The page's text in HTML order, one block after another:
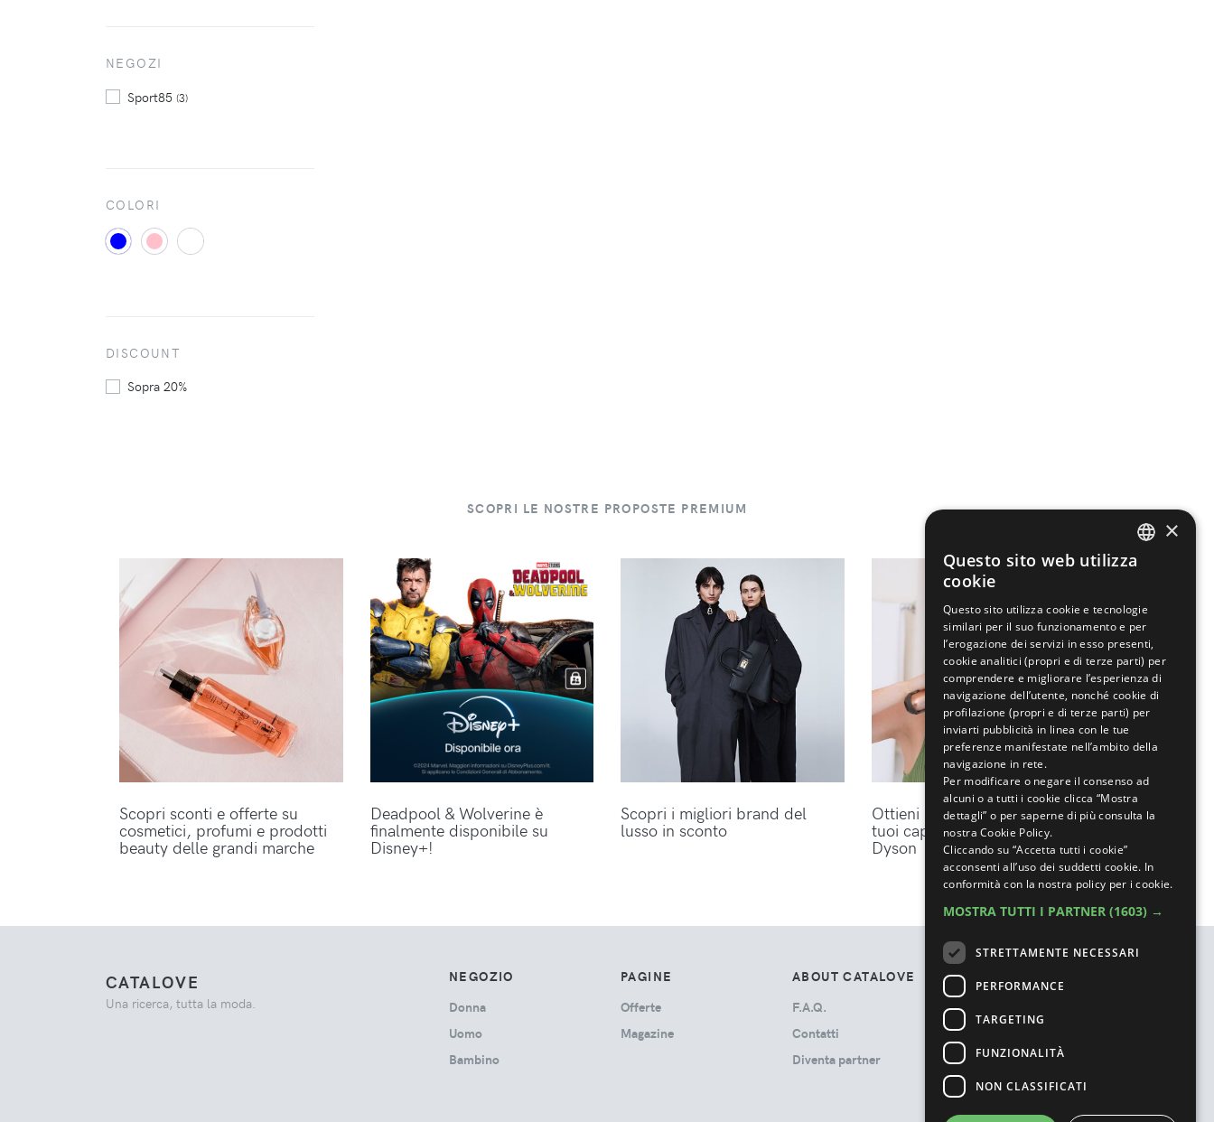
NEGOZI
Sport85 (3)
COLORI
DISCOUNT
Sopra 20%
SCOPRI LE NOSTRE PROPOSTE PREMIUM
Scopri sconti e offerte su
cosmetici, profumi e prodotti
beauty delle grandi marche
Deadpool & Wolverine è
finalmente disponibile su
Disney+!
Scopri i migliori brand del
lusso in sconto
Ottieni lo styling perfetto per i
tuoi capelli con gli accessori
Dyson
CATALOVE
Una ricerca, tutta la moda.
NEGOZIO
Donna
Uomo
Bambino
PAGINE
Offerte
Magazine
ABOUT CATALOVE
F.A.Q.
Contatti
Diventa partner
TOS
Termini e Condizioni
Cookie Policy
Ads Disclosure
×
Questo sito web utilizza
cookie
Questo sito utilizza cookie e tecnologie
similari per il suo funzionamento e per
l’erogazione dei servizi in esso presenti,
cookie analitici (propri e di terze parti) per
comprendere e migliorare l’esperienza di
navigazione dell’utente, nonché cookie di
profilazione (propri e di terze parti) per
inviarti pubblicità in linea con le tue
preferenze manifestate nell’ambito della
navigazione in rete.
Per modificare o negare il consenso ad
alcuni o a tutti i cookie clicca “Mostra
dettagli” o per saperne di più consulta la
nostra Cookie Policy.
Cliccando su “Accetta tutti i cookie”
acconsenti all’uso dei suddetti cookie. In
conformità con la nostra policy per i cookie.
MOSTRA TUTTI I PARTNER (1603) →
STRETTAMENTE NECESSARI
PERFORMANCE
TARGETING
FUNZIONALITÀ
NON CLASSIFICATI